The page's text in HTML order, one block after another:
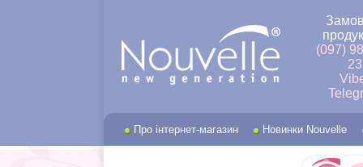
(097)
23
Про інтернет-магазин Новинки Nouvelle